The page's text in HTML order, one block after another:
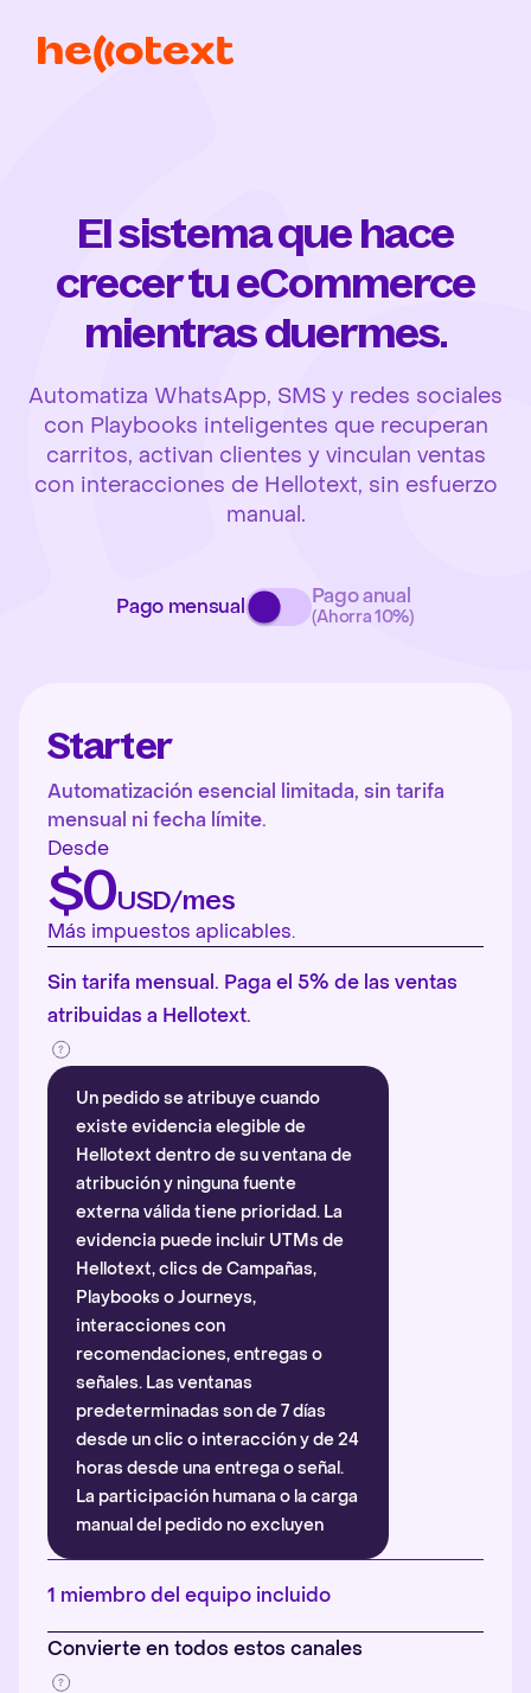
El sistema que hace
crecer tu eCommerce
mientras duermes.
Automatiza WhatsApp, SMS y redes sociales
con Playbooks inteligentes que recuperan
carritos, activan clientes y vinculan ventas
con interacciones de Hellotext, sin esfuerzo
manual.
Pago mensual Pago anual
(Ahorra 10%)
Starter
Automatización esencial limitada, sin tarifa
mensual ni fecha límite.
Desde
$0USD/mes
Más impuestos aplicables.
Sin tarifa mensual. Paga el 5% de las ventas
atribuidas a Hellotext.
Un pedido se atribuye cuando
existe evidencia elegible de
Hellotext dentro de su ventana de
atribución y ninguna fuente
externa válida tiene prioridad. La
evidencia puede incluir UTMs de
Hellotext, clics de Campañas,
Playbooks o Journeys,
interacciones con
recomendaciones, entregas o
señales. Las ventanas
predeterminadas son de 7 días
desde un clic o interacción y de 24
horas desde una entrega o señal.
La participación humana o la carga
manual del pedido no excluyen
automáticamente la atribución.
Más información
1 miembro del equipo incluido
Convierte en todos estos canales